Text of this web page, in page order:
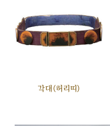
각대(허리띠)